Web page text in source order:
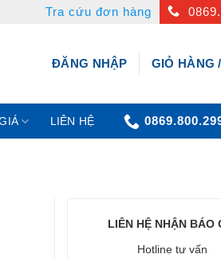
Tra cứu đơn hàng
ĐĂNG NHẬP GIỎ HÀNG
LIÊN HỆ
LIÊN HỆ NHẬN BÁO
Hotline tư vấn